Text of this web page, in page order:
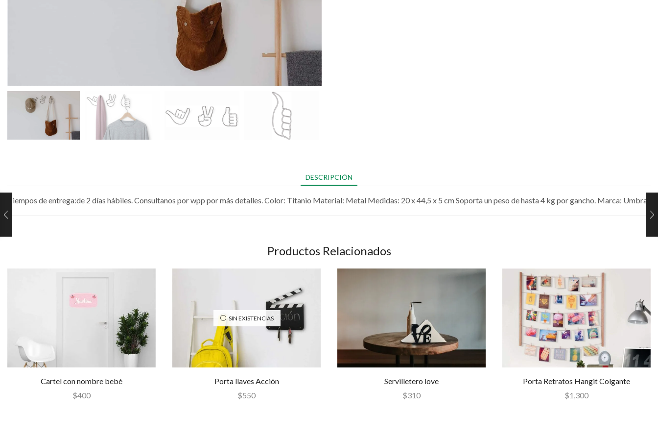
DESCRIPCIÓN
Tiempos de entrega:de 2 días hábiles. Consultanos por wpp por más detalles. Color: Titanio Material: Metal Medidas: 20 x 44,5 x 5 cm Soporta un peso de hasta 4 kg por gancho. Marca: Umbra
Productos Relacionados
Cartel con nombre bebé
$400
SIN EXISTENCIAS
Porta llaves Acción
$550
Servilletero love
$310
Porta Retratos Hangit Colgante
$1,300